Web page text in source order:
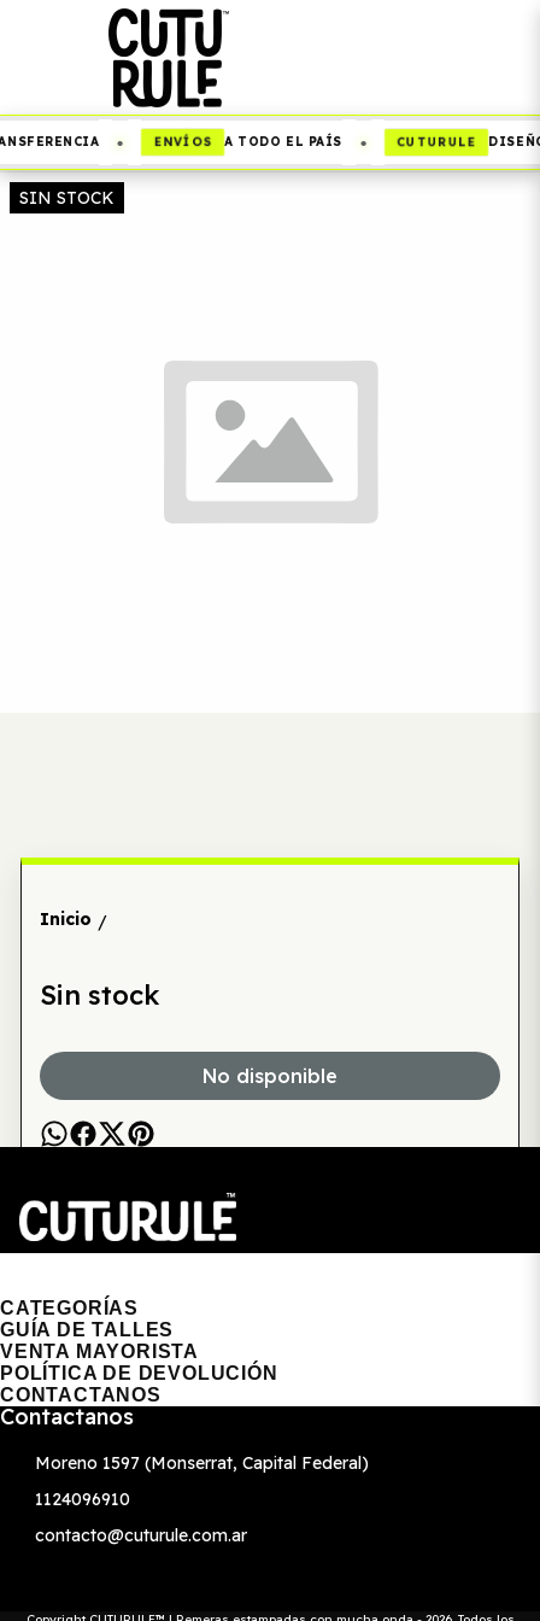
• ENVÍOS A TODO EL PAÍS • CUTURULE
SIN STOCK
Inicio /
Sin stock
No disponible
CATEGORÍAS
GUÍA DE TALLES
VENTA MAYORISTA
POLÍTICA DE DEVOLUCIÓN
CONTACTANOS
Contactanos
Moreno 1597 (Monserrat, Capital Federal)
1124096910
contacto@cuturule.com.ar